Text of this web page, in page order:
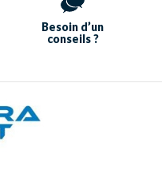
Besoin d’un
conseils ?